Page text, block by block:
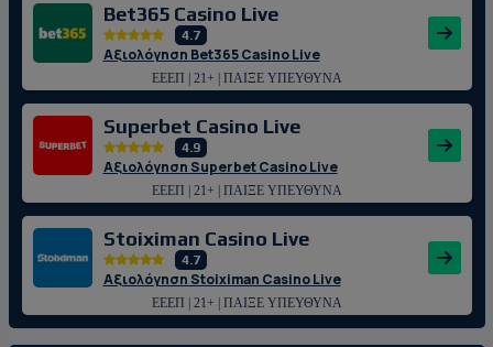
Bet365 Casino Live
4.7
Αξιολόγηση Bet365 Casino Live
ΕΕΕΠ | 21+ | ΠΑΙΞΕ ΥΠΕΥΘΥΝΑ
Superbet Casino Live
4.9
Αξιολόγηση Superbet Casino Live
ΕΕΕΠ | 21+ | ΠΑΙΞΕ ΥΠΕΥΘΥΝΑ
Stoiximan Casino Live
4.7
Αξιολόγηση Stoiximan Casino Live
ΕΕΕΠ | 21+ | ΠΑΙΞΕ ΥΠΕΥΘΥΝΑ